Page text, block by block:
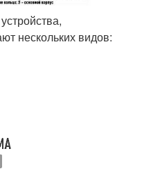
нескольких видов: